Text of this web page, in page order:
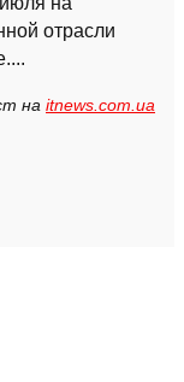
отрасли
на itnews.com.ua